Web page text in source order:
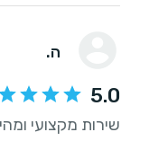
ה.
5.0
שירות מקצועי